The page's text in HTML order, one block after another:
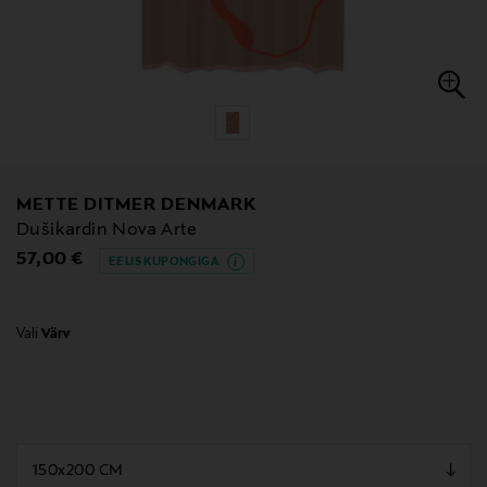
METTE DITMER DENMARK
Dušikardin Nova Arte
Original Price
57,00 € EELIS KUPONGIGA
Vali Värv